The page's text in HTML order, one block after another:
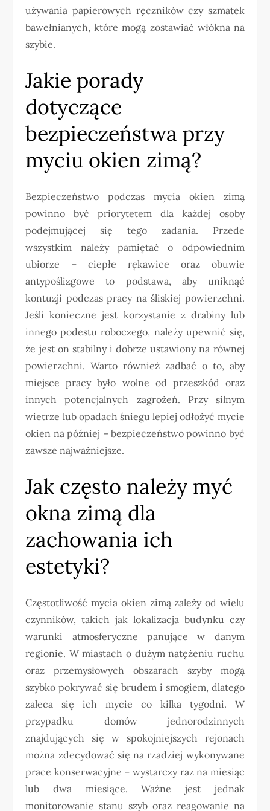
używania papierowych ręczników czy szmatek
bawełnianych, które mogą zostawiać włókna na
szybie.
Jakie porady
dotyczące
bezpieczeństwa przy
myciu okien zimą?
Bezpieczeństwo podczas mycia okien zimą
powinno być priorytetem dla każdej osoby
podejmującej się tego zadania. Przede
wszystkim należy pamiętać o odpowiednim
ubiorze – ciepłe rękawice oraz obuwie
antypoślizgowe to podstawa, aby uniknąć
kontuzji podczas pracy na śliskiej powierzchni.
Jeśli konieczne jest korzystanie z drabiny lub
innego podestu roboczego, należy upewnić się,
że jest on stabilny i dobrze ustawiony na równej
powierzchni. Warto również zadbać o to, aby
miejsce pracy było wolne od przeszkód oraz
innych potencjalnych zagrożeń. Przy silnym
wietrze lub opadach śniegu lepiej odłożyć mycie
okien na później – bezpieczeństwo powinno być
zawsze najważniejsze.
Jak często należy myć
okna zimą dla
zachowania ich
estetyki?
Częstotliwość mycia okien zimą zależy od wielu
czynników, takich jak lokalizacja budynku czy
warunki atmosferyczne panujące w danym
regionie. W miastach o dużym natężeniu ruchu
oraz przemysłowych obszarach szyby mogą
szybko pokrywać się brudem i smogiem, dlatego
zaleca się ich mycie co kilka tygodni. W
przypadku domów jednorodzinnych
znajdujących się w spokojniejszych rejonach
można zdecydować się na rzadziej wykonywane
prace konserwacyjne – wystarczy raz na miesiąc
lub dwa miesiące. Ważne jest jednak
monitorowanie stanu szyb oraz reagowanie na